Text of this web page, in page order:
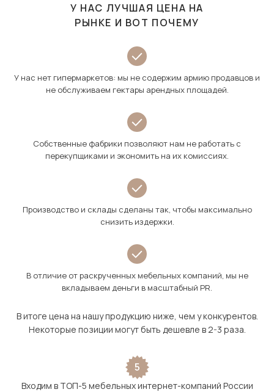
У НАС ЛУЧШАЯ ЦЕНА НА
РЫНКЕ И ВОТ ПОЧЕМУ
У нас нет гипермаркетов: мы не содержим армию продавцов и
не обслуживаем гектары арендных площадей.
Собственные фабрики позволяют нам не работать с
перекупщиками и экономить на их комиссиях.
Производство и склады сделаны так, чтобы максимально
снизить издержки.
В отличие от раскрученных мебельных компаний, мы не
вкладываем деньги в масштабный PR.
В итоге цена на нашу продукцию ниже, чем у конкурентов.
Некоторые позиции могут быть дешевле в 2-3 раза.
5
Входим в ТОП-5 мебельных интернет-компаний России